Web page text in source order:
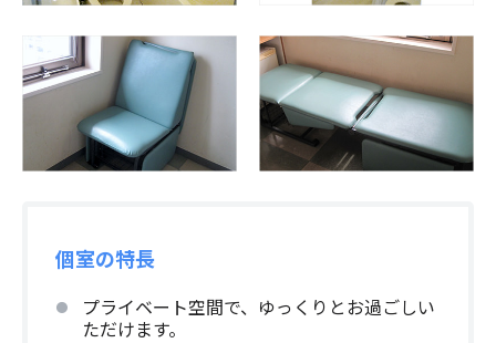
個室の特長
プライベート空間で、ゆっくりとお過ごしい
ただけます。